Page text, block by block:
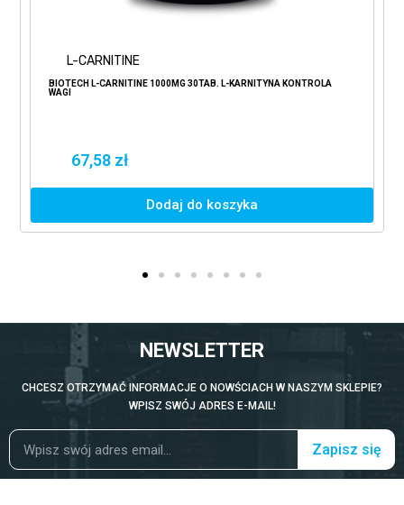
L-CARNITINE
BIOTECH L-CARNITINE 1000MG 30TAB. L-KARNITYNA KONTROLA
WAGI
67,58 zł
Dodaj do koszyka
NEWSLETTER
CHCESZ OTRZYMAĆ INFORMACJE O NOWŚCIACH W NASZYM SKLEPIE?
WPISZ SWÓJ ADRES E-MAIL!
Zapisz się